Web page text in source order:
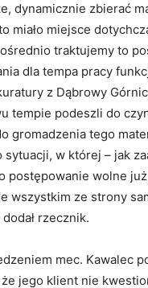
dynamicznie zbierać
miało miejsce
traktujemy to
dla tempa pracy
z Dąbrowy
tempie podeszli do
gromadzenia tego
w której – jak
postępowanie wolne
wszystkim ze strony
rzecznik.
mec. Kawalec
jego klient nie